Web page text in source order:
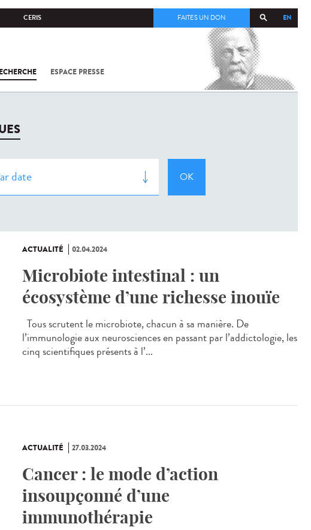
CERIS EN
FAITES UN DON
ESPACE PRESSE
COV-2 /
ACTUALITÉ 02.04.2024
Microbiote intestinal : un
écosystème d’une richesse inouïe
Tous scrutent le microbiote, chacun à sa manière. De
l’immunologie aux neurosciences en passant par l’addictologie, les
cinq scientifiques présents à l’...
ACTUALITÉ 27.03.2024
Cancer : le mode d’action
insoupçonné d’une
immunothérapie